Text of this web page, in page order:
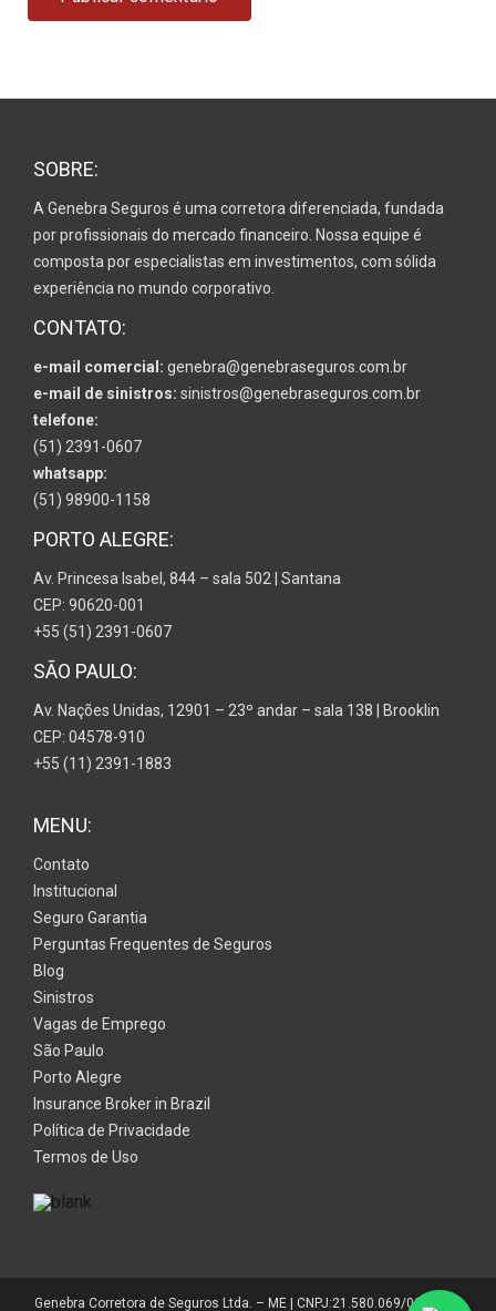
SOBRE:
A Genebra Seguros é uma corretora diferenciada, fundada
por profissionais do mercado financeiro. Nossa equipe é
composta por especialistas em investimentos, com sólida
experiência no mundo corporativo.
CONTATO:
e-mail comercial: genebra@genebraseguros.com.br
e-mail de sinistros: sinistros@genebraseguros.com.br
telefone:
(51) 2391-0607
whatsapp:
(51) 98900-1158
PORTO ALEGRE:
Av. Princesa Isabel, 844 – sala 502 | Santana
CEP: 90620-001
+55 (51) 2391-0607
SÃO PAULO:
Av. Nações Unidas, 12901 – 23º andar – sala 138 | Brooklin
CEP: 04578-910
+55 (11) 2391-1883
MENU:
Contato
Institucional
Seguro Garantia
Perguntas Frequentes de Seguros
Blog
Sinistros
Vagas de Emprego
São Paulo
Porto Alegre
Insurance Broker in Brazil
Política de Privacidade
Termos de Uso
Genebra Corretora de Seguros Ltda. – ME | CNPJ:21.580.069/0001-01 |